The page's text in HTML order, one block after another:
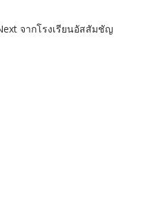
จากโรงเรียนอัสสัมชัญ